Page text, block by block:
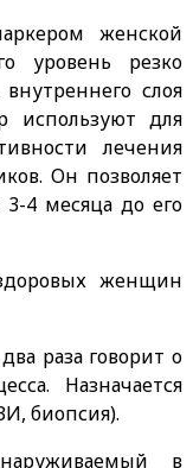
женской
уровень резко
слоя
используют для
лечения
Он позволяет
3-4 месяца до его
женщин
раза говорит о
Назначается
биопсия).
в